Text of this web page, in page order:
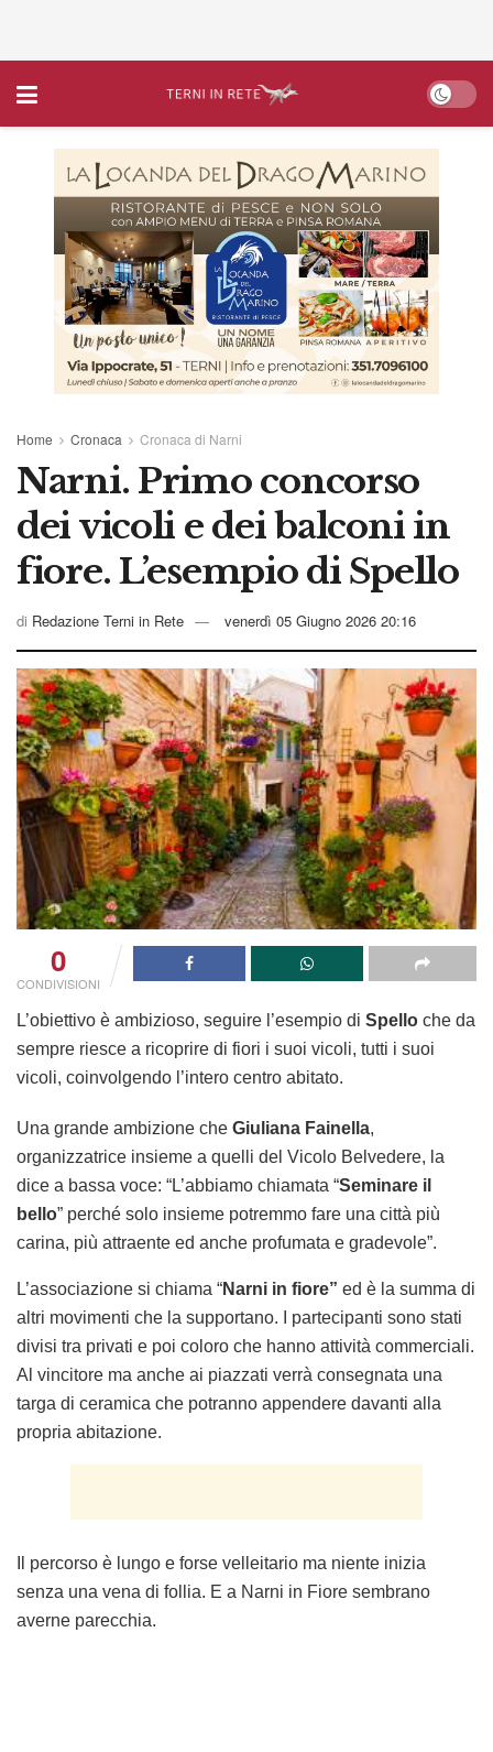
Home Cronaca Cronaca di Narni
Narni. Primo concorso
dei vicoli e dei balconi in
fiore. L’esempio di Spello
di Redazione Terni in Rete venerdì 05 Giugno 2026 20:16
0
CONDIVISIONI
L’obiettivo è ambizioso, seguire l’esempio di Spello che da
sempre riesce a ricoprire di fiori i suoi vicoli, tutti i suoi
vicoli, coinvolgendo l’intero centro abitato.
Una grande ambizione che Giuliana Fainella,
organizzatrice insieme a quelli del Vicolo Belvedere, la
dice a bassa voce: “L’abbiamo chiamata “Seminare il
bello” perché solo insieme potremmo fare una città più
carina, più attraente ed anche profumata e gradevole”.
L’associazione si chiama “Narni in fiore” ed è la summa di
altri movimenti che la supportano. I partecipanti sono stati
divisi tra privati e poi coloro che hanno attività commerciali.
Al vincitore ma anche ai piazzati verrà consegnata una
targa di ceramica che potranno appendere davanti alla
propria abitazione.
Il percorso è lungo e forse velleitario ma niente inizia
senza una vena di follia. E a Narni in Fiore sembrano
averne parecchia.